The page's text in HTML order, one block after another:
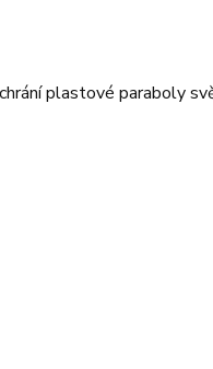
plastové paraboly